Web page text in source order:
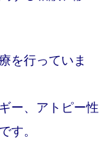
を行っていま
ー、アトピー性
す。